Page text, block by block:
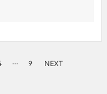
··· 9 NEXT